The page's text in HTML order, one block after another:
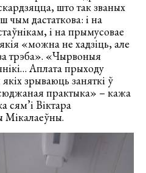
што так званых
чым дастаткова: і на
і на прымусовае
«можна не хадзіць, але
трэба». «Чырвоныя
Аплата прыходу
зрываюць заняткі ў
практыка» – кажа
сям’і Віктара
Мікалаеўны.